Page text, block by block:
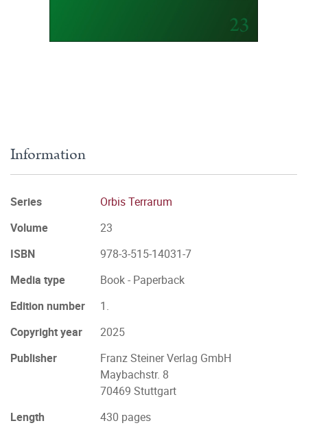
Information
Series
Orbis Terrarum
Volume
23
ISBN
978-3-515-14031-7
Media type
Book - Paperback
Edition number
1.
Copyright year
2025
Publisher
Franz Steiner Verlag GmbH
Maybachstr. 8
70469 Stuttgart
Length
430 pages